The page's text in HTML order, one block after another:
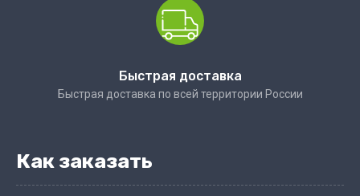
Быстрая доставка
Быстрая доставка по всей территории России
Как заказать